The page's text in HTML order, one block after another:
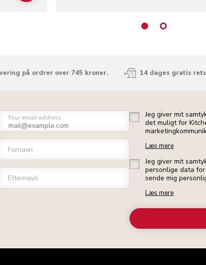
på ordrer over 745 kroner. 14 dages gratis
Your email address
Fornavn
Efternavn
Jeg giver mit
det muligt for
Læs mere
Jeg giver mit
personlige data
sende mig
Læs mere